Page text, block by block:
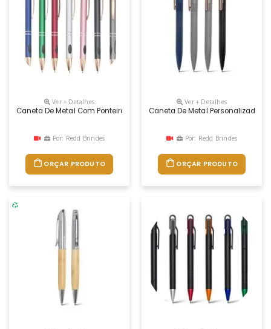
Ver + Detalhes
Caneta De Metal Com Ponteira Touch Personalizada
Por: Redd Brindes
ORÇAR PRODUTO
Ver + Detalhes
Caneta De Metal Personalizada
Por: Redd Brindes
ORÇAR PRODUTO